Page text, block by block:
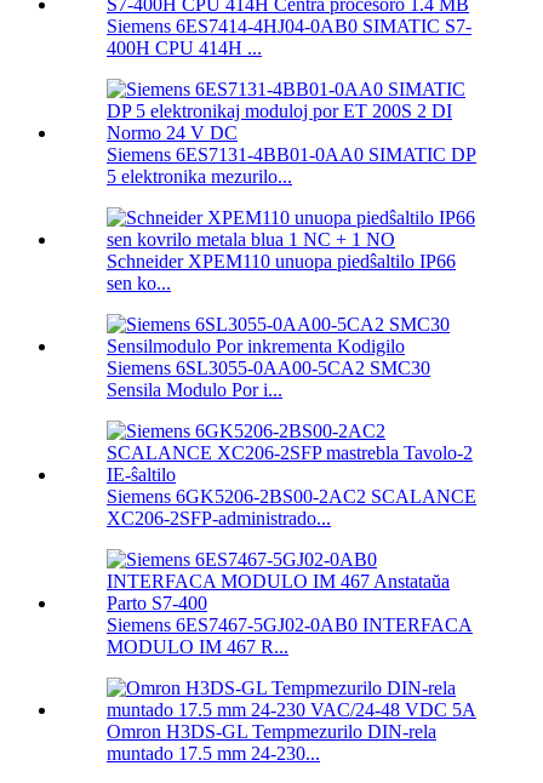
Siemens 6ES7414-4HJ04-0AB0 SIMATIC S7-
400H CPU 414H ...
Siemens 6ES7131-4BB01-0AA0 SIMATIC DP
5 elektronika mezurilo...
Schneider XPEM110 unuopa piedŝaltilo IP66
sen ko...
Siemens 6SL3055-0AA00-5CA2 SMC30
Sensila Modulo Por i...
Siemens 6GK5206-2BS00-2AC2 SCALANCE
XC206-2SFP-administrado...
Siemens 6ES7467-5GJ02-0AB0 INTERFACA
MODULO IM 467 R...
Omron H3DS-GL Tempmezurilo DIN-rela
muntado 17.5 mm 24-230...